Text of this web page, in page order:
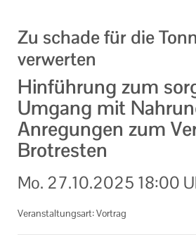
Zu schade für die
verwerten
Hinführung zum
Umgang mit
Anregungen zum
Brotresten
Mo. 27.10.2025 18:00
Veranstaltungsart: Vortrag
Zentrale Veranstaltungen
Eltern-Kind-Gruppen
Gymnastikkurse
Alle Veranstaltungen